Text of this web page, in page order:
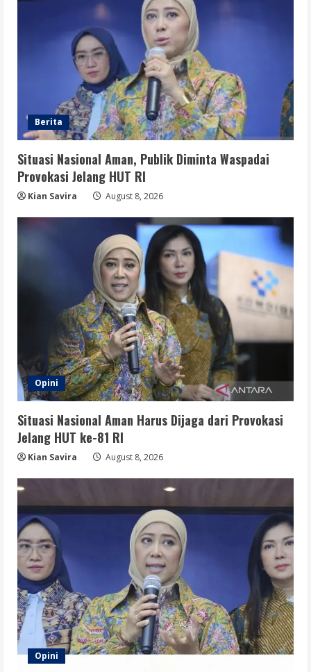
Berita
Situasi Nasional Aman, Publik Diminta Waspadai
Provokasi Jelang HUT RI
Kian Savira August 8, 2026
Opini
Situasi Nasional Aman Harus Dijaga dari Provokasi
Jelang HUT ke-81 RI
Kian Savira August 8, 2026
Opini